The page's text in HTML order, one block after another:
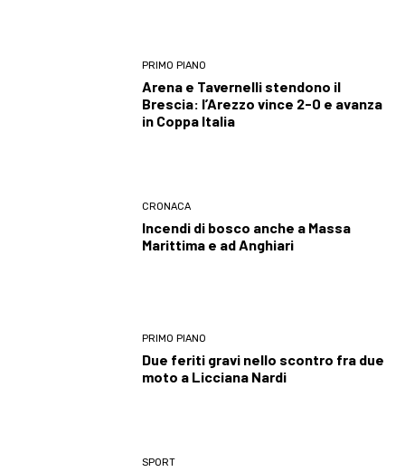
PRIMO PIANO
Arena e Tavernelli stendono il
Brescia: l’Arezzo vince 2-0 e avanza
in Coppa Italia
CRONACA
Incendi di bosco anche a Massa
Marittima e ad Anghiari
PRIMO PIANO
Due feriti gravi nello scontro fra due
moto a Licciana Nardi
SPORT